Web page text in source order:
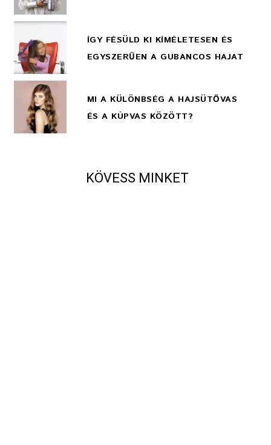
ÍGY FÉSÜLD KI KÍMÉLETESEN ÉS
EGYSZERŰEN A GUBANCOS HAJAT
MI A KÜLÖNBSÉG A HAJSÜTŐVAS
ÉS A KÚPVAS KÖZÖTT?
KÖVESS MINKET